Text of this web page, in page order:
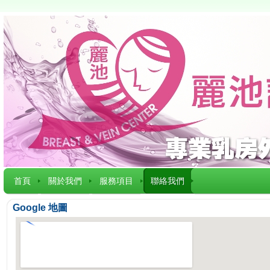
首頁 關於我們 服務項目 聯絡我們
Google 地圖